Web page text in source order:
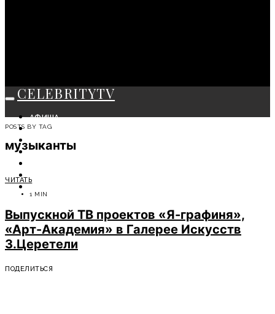
CELEBRITYTV
АФИША
СОБЫТИЯ
КРАСОТА
МОДА
POSTS BY TAG
музыканты
ЧИТАТЬ
1 MIN
Выпускной ТВ проектов «Я-графиня»,
«Арт-Академия» в Галерее Искусств
З.Церетели
ПОДЕЛИТЬСЯ